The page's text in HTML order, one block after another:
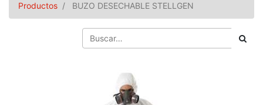
Productos BUZO DESECHABLE STELLGEN